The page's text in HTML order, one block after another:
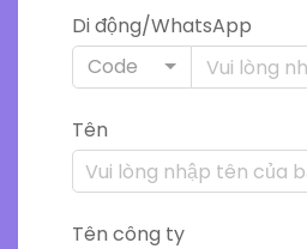
Di động/WhatsApp
Code
Tên
Tên công ty